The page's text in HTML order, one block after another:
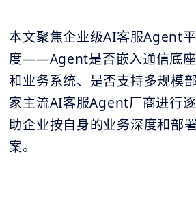
本文聚焦企业级AI客服Agent
度——Agent是否嵌入通信底座
和业务系统、是否支持多规
家主流AI客服Agent厂商进行
助企业按自身的业务深度和部
案。